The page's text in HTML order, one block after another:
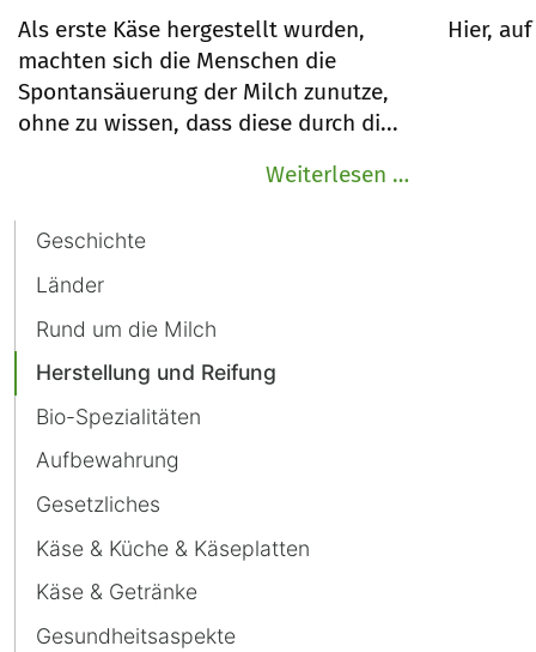
Als erste Käse hergestellt wurden,
machten sich die Menschen die
Spontansäuerung der Milch zunutze,
ohne zu wissen, dass diese durch di...
Weiterlesen …Welche
Hier,
Navigation
Geschichte
Länder
Rund um die Milch
Herstellung und Reifung
Bio-Spezialitäten
Aufbewahrung
Gesetzliches
Käse & Küche & Käseplatten
Käse & Getränke
Gesundheitsaspekte